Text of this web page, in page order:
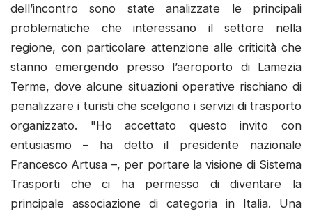
dell’incontro sono state analizzate le principali
problematiche che interessano il settore nella
regione, con particolare attenzione alle criticità che
stanno emergendo presso l’aeroporto di Lamezia
Terme, dove alcune situazioni operative rischiano di
penalizzare i turisti che scelgono i servizi di trasporto
organizzato. "Ho accettato questo invito con
entusiasmo – ha detto il presidente nazionale
Francesco Artusa –, per portare la visione di Sistema
Trasporti che ci ha permesso di diventare la
principale associazione di categoria in Italia. Una